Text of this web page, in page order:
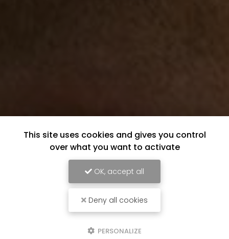
This site uses cookies and gives you control
over what you want to activate
OK, accept all
Deny all cookies
PERSONALIZE